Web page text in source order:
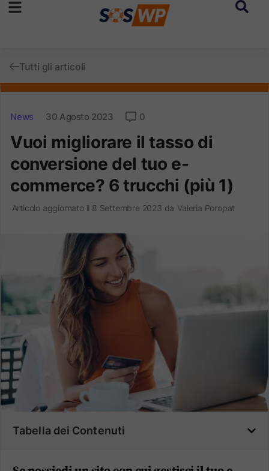
Tutti gli articoli
News 30 Agosto 2023 0
Vuoi migliorare il tasso di
conversione del tuo e-
commerce? 6 trucchi (più 1)
Articolo aggiornato il 8 Settembre 2023 da Valeria Poropat
Tabella dei Contenuti